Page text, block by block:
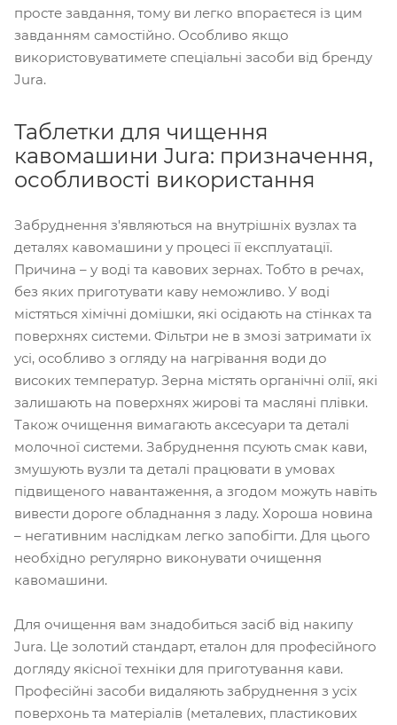
просте завдання, тому ви легко впораєтеся із цим
завданням самостійно. Особливо якщо
використовуватимете спеціальні засоби від бренду
Jura.
Таблетки для чищення
кавомашини Jura: призначення,
особливості використання
Забруднення з'являються на внутрішніх вузлах та
деталях кавомашини у процесі її експлуатації.
Причина – у воді та кавових зернах. Тобто в речах,
без яких приготувати каву неможливо. У воді
містяться хімічні домішки, які осідають на стінках та
поверхнях системи. Фільтри не в змозі затримати їх
усі, особливо з огляду на нагрівання води до
високих температур. Зерна містять органічні олії, які
залишають на поверхнях жирові та масляні плівки.
Також очищення вимагають аксесуари та деталі
молочної системи. Забруднення псують смак кави,
змушують вузли та деталі працювати в умовах
підвищеного навантаження, а згодом можуть навіть
вивести дороге обладнання з ладу. Хороша новина
– негативним наслідкам легко запобігти. Для цього
необхідно регулярно виконувати очищення
кавомашини.
Для очищення вам знадобиться засіб від накипу
Jura. Це золотий стандарт, еталон для професійного
догляду якісної техніки для приготування кави.
Професійні засоби видаляють забруднення з усіх
поверхонь та матеріалів (металевих, пластикових